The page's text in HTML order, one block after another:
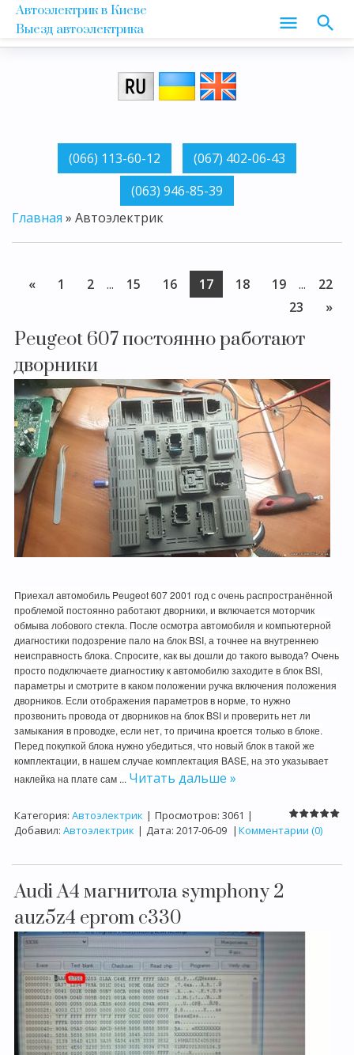
Автоэлектрик в Киеве
Выезд автоэлектрика
Главная » Автоэлектрик
« 1 2 ... 15 16 17 18 19 ...
22
23
»
Peugeot 607 постоянно работают
дворники
Приехал автомобиль Peugeot 607 2001 год с очень распространённой
проблемой постоянно работают дворники, и включается моторчик
обмыва лобового стекла. После осмотра автомобиля и компьютерной
диагностики подозрение пало на блок BSI, а точнее на внутреннею
неисправность блока. Спросите, как вы дошли до такого вывода? Очень
просто подключаете диагностику к автомобилю заходите в блок BSI,
параметры и смотрите в каком положении ручка включения положения
дворников. Если отображения параметров в норме, то нужно
прозвонить провода от дворников на блок BSI и проверить нет ли
замыкания в проводке, если нет, то причина кроется только в блоке.
Перед покупкой блока нужно убедиться, что новый блок в такой же
комплектации, в нашем случае комплектация BASE, на это указывает
наклейка на плате сам ... Читать дальше »
Категория: Автоэлектрик | Просмотров: 3061 |
Добавил: Автоэлектрик | Дата: 2017-06-09 | Комментарии (0)
Audi A4 магнитола symphony 2
auz5z4 eprom c330